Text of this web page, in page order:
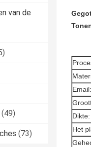
van de
(49)
(73)
Email:
Dikte:
Het